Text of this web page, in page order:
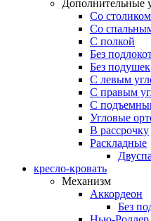
Дополнительные
Со столиком
Со
С полкой
Без
Без подушек
C левым
C правым
С
Угловые
В рассрочку
Раскладные
кресло-кровать
Механизм
Аккордеон
Без